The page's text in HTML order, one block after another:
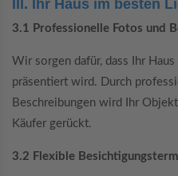
III. Ihr Haus im besten
3.1 Professionelle Fotos und
Wir sorgen dafür, dass Ihr
präsentiert wird. Durch
Beschreibungen wird Ihr
Käufer gerückt.
3.2 Flexible